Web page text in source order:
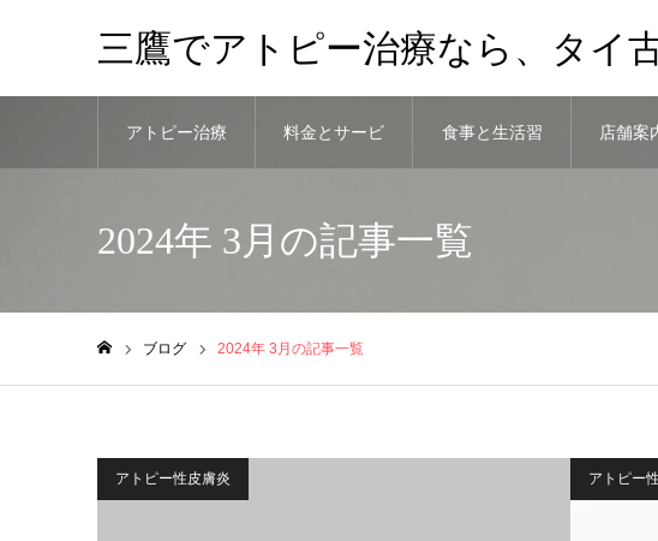
三鷹でアトピー治療なら、タ
アトピー治療 料金とサービ 食事と生活習 店舗案
2024年 3月の記事一覧
ブログ 2024年 3月の記事一覧
アトピー性皮膚炎 アトピー